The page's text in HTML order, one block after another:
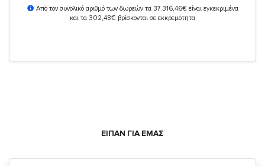
Από τον συνολικό αριθμό των δωρεών τα 37.316,46€ είναι εγκεκριμένα
και τα 302,48€ βρίσκονται σε εκκρεμότητα
ΕΙΠΑΝ ΓΙΑ ΕΜΑΣ